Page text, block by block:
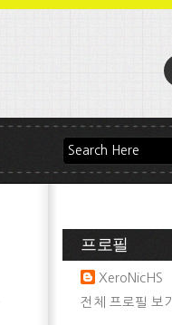
프로필
XeroNicHS
전체 프로필 보기